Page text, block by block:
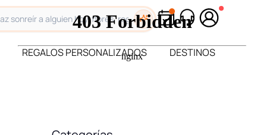
REGALOS PERSONALIZADOS DESTINOS